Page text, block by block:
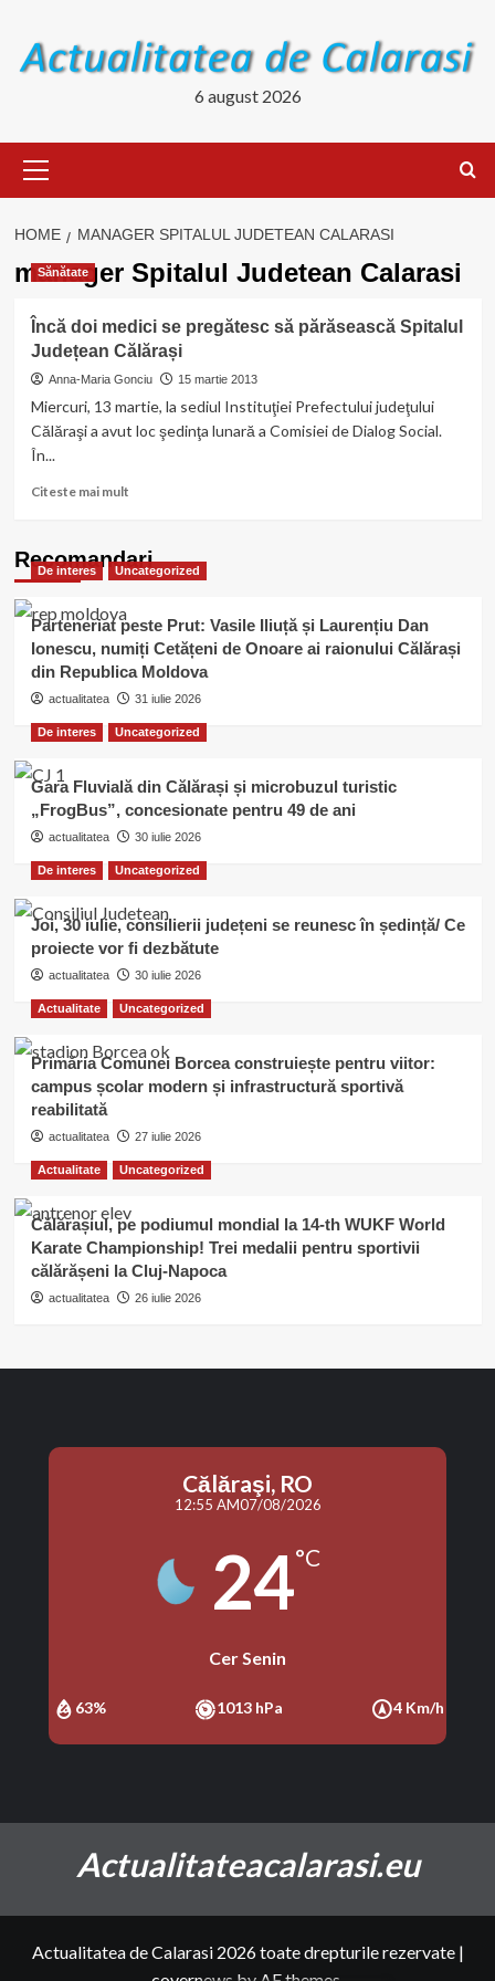
content
6 august 2026
Menu
HOME MANAGER SPITALUL JUDETEAN CALARASI
manager Spitalul Judetean Calarasi
Sănătate
Încă doi medici se pregătesc să părăsească Spitalul
Județean Călărași
Anna-Maria Gonciu 15 martie 2013
Miercuri, 13 martie, la sediul Instituţiei Prefectului judeţului
Călăraşi a avut loc şedinţa lunară a Comisiei de Dialog Social.
În...
Citeste mai multRead
Încă
doi
pregătesc
să
părăsească
Spitalul
Județean
Călărași
Recomandari
De interes Uncategorized
Parteneriat peste Prut: Vasile Iliuță și Laurențiu Dan
Ionescu, numiți Cetățeni de Onoare ai raionului Călărași
din Republica Moldova
actualitatea 31 iulie 2026
De interes Uncategorized
Gara Fluvială din Călărași și microbuzul turistic
„FrogBus”, concesionate pentru 49 de ani
actualitatea 30 iulie 2026
De interes Uncategorized
Joi, 30 iulie, consilierii județeni se reunesc în ședință/ Ce
proiecte vor fi dezbătute
actualitatea 30 iulie 2026
Actualitate Uncategorized
Primăria Comunei Borcea construiește pentru viitor:
campus școlar modern și infrastructură sportivă
reabilitată
actualitatea 27 iulie 2026
Actualitate Uncategorized
Călărașiul, pe podiumul mondial la 14-th WUKF World
Karate Championship! Trei medalii pentru sportivii
călărășeni la Cluj-Napoca
actualitatea 26 iulie 2026
Călăraşi, RO
12:55 AM07/08/2026
24°C
Cer Senin
63% 1013 hPa 4 Km/h
Actualitateacalarasi.eu
Actualitatea de Calarasi 2026 toate drepturile rezervate |